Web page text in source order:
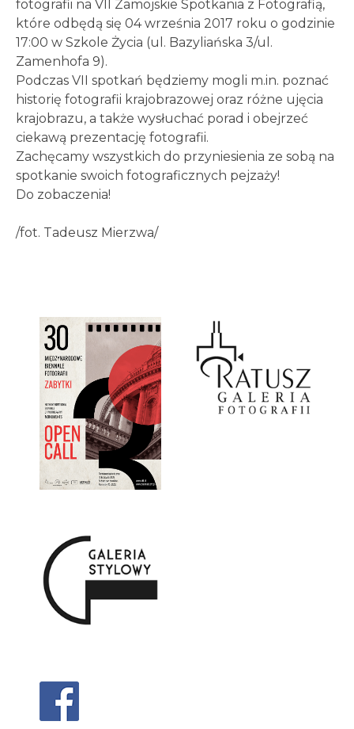
fotografii na VII Zamojskie Spotkania z Fotografią,
które odbędą się 04 września 2017 roku o godzinie
17:00 w Szkole Życia (ul. Bazyliańska 3/ul.
Zamenhofa 9).
Podczas VII spotkań będziemy mogli m.in. poznać
historię fotografii krajobrazowej oraz różne ujęcia
krajobrazu, a także wysłuchać porad i obejrzeć
ciekawą prezentację fotografii.
Zachęcamy wszystkich do przyniesienia ze sobą na
spotkanie swoich fotograficznych pejzaży!
Do zobaczenia!
/fot. Tadeusz Mierzwa/